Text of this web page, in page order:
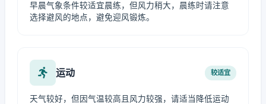
早晨气象条件较适宜晨练，但风力稍大，晨练时请注意
选择避风的地点，避免迎风锻炼。
运动 较适宜
天气较好，但因气温较高且风力较强，请适当降低运动